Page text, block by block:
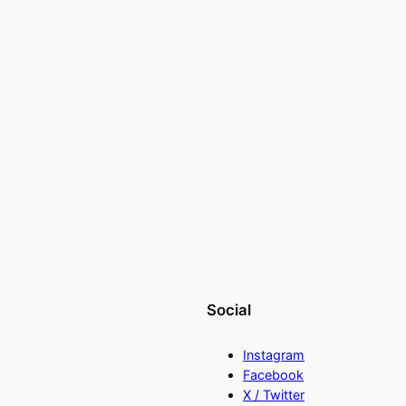
Social
Instagram
Facebook
X / Twitter